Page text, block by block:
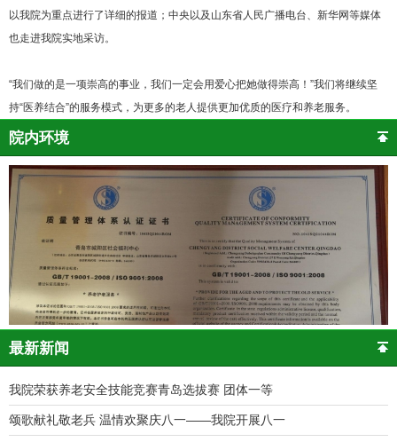
以我院为重点进行了详细的报道；中央以及山东省人民广播电台、新华网等媒体
也走进我院实地采访。
“我们做的是一项崇高的事业，我们一定会用爱心把她做得崇高！”我们将继续坚
持“医养结合”的服务模式，为更多的老人提供更加优质的医疗和养老服务。
院内环境
最新新闻
我院荣获养老安全技能竞赛青岛选拔赛 团体一等
颂歌献礼敬老兵 温情欢聚庆八一——我院开展八一